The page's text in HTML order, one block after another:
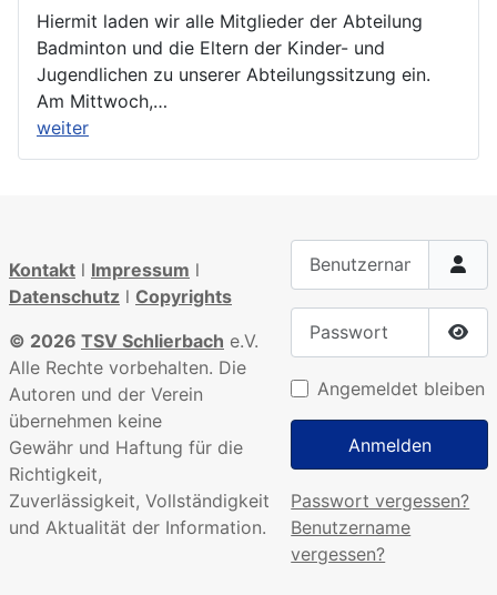
Hiermit laden wir alle Mitglieder der Abteilung
Badminton und die Eltern der Kinder- und
Jugendlichen zu unserer Abteilungssitzung ein.
Am Mittwoch,…
weiter
Kontakt l Impressum l
Datenschutz l Copyrights
© 2026 TSV Schlierbach e.V.
Alle Rechte vorbehalten. Die
Autoren und der Verein
übernehmen keine
Gewähr und Haftung für die
Richtigkeit,
Zuverlässigkeit, Vollständigkeit
und Aktualität der Information.
Angemeldet bleiben
Anmelden
Passwort vergessen?
Benutzername
vergessen?